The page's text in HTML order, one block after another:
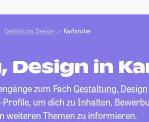
Gestaltung, Design Karlsruhe
Design in
zum Fach Gestaltung, Design
um dich zu Inhalten,
weiteren Themen zu informieren.